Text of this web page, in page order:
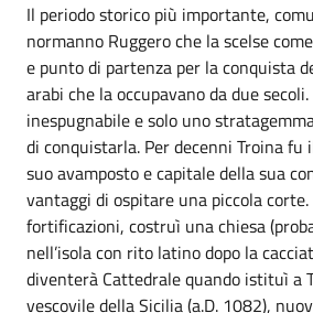
Il periodo storico più importante,
normanno Ruggero che la scelse
e punto di partenza per la conquista
arabi che la occupavano da due
inespugnabile e solo uno
di conquistarla. Per decenni Troina fu
suo avamposto e capitale della sua
vantaggi di ospitare una piccola
fortificazioni, costruì una chiesa
nell’isola con rito latino dopo la
diventerà Cattedrale quando istituì a
vescovile della Sicilia (a.D. 1082),